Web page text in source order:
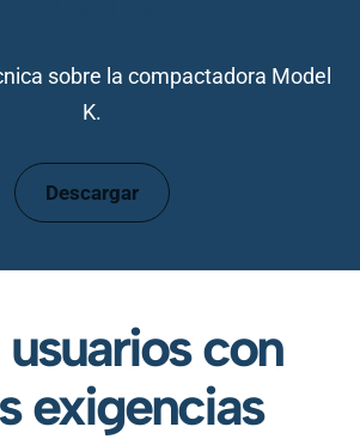
sobre la compactadora Model
K.
Descargar
usuarios con
exigencias